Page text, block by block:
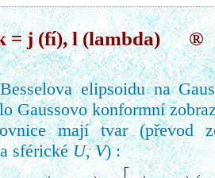
=j (fí),l (lambda) ®
elipsoidu na
Gaussovo konformní
mají tvar (převod
sférickéU,V) :